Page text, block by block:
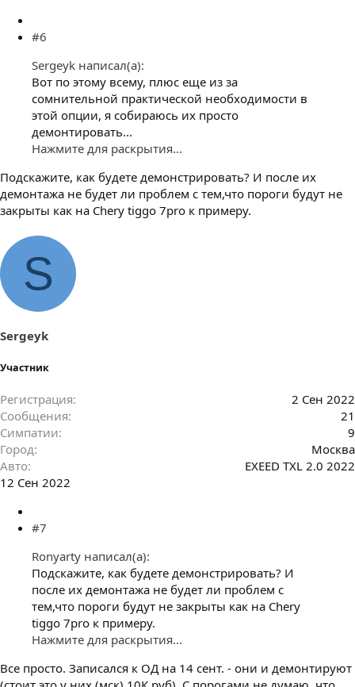
#6
Sergeyk написал(а):
Вот по этому всему, плюс еще из за
сомнительной практической необходимости в
этой опции, я собираюсь их просто
демонтировать...
Нажмите для раскрытия...
Подскажите, как будете демонстрировать? И после их
демонтажа не будет ли проблем с тем,что пороги будут не
закрыты как на Chery tiggo 7pro к примеру.
S
Sergeyk
Участник
Регистрация
2 Сен 2022
Сообщения
21
Симпатии
9
Город
Москва
Авто
EXEED TXL 2.0 2022
12 Сен 2022
#7
Ronyarty написал(а):
Подскажите, как будете демонстрировать? И
после их демонтажа не будет ли проблем с
тем,что пороги будут не закрыты как на Chery
tiggo 7pro к примеру.
Нажмите для раскрытия...
Все просто. Записался к ОД на 14 сент. - они и демонтируют